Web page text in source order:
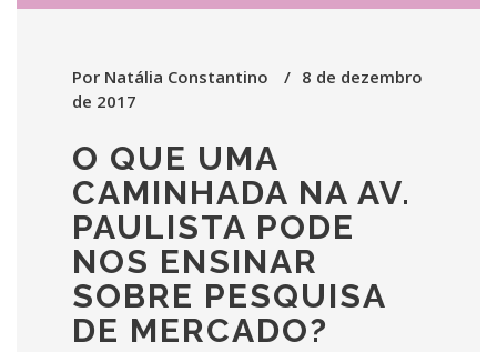
Por Natália Constantino
8 de dezembro
de 2017
O QUE UMA
CAMINHADA NA AV.
PAULISTA PODE
NOS ENSINAR
SOBRE PESQUISA
DE MERCADO?